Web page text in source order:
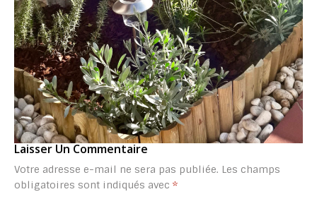
Laisser Un Commentaire
Votre adresse e-mail ne sera pas publiée. Les champs
obligatoires sont indiqués avec *